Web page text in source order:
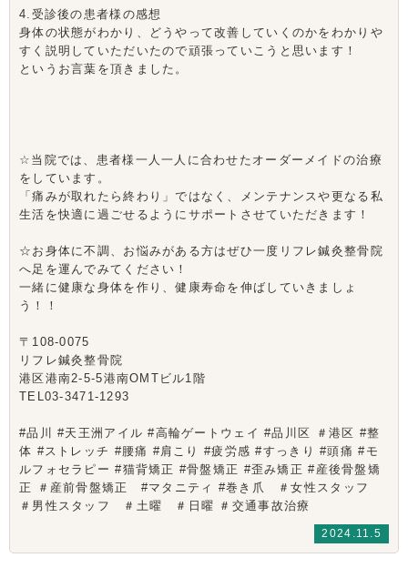
4.受診後の患者様の感想
身体の状態がわかり、どうやって改善していくのかをわかりや
すく説明していただいたので頑張っていこうと思います！
というお言葉を頂きました。
☆当院では、患者様一人一人に合わせたオーダーメイドの治療
をしています。
「痛みが取れたら終わり」ではなく、メンテナンスや更なる私
生活を快適に過ごせるようにサポートさせていただきます！
☆お身体に不調、お悩みがある方はぜひ一度リフレ鍼灸整骨院
へ足を運んでみてください！
一緒に健康な身体を作り、健康寿命を伸ばしていきましょ
う！！
〒108-0075
リフレ鍼灸整骨院
港区港南2-5-5港南OMTビル1階
TEL03-3471-1293
#品川 #天王洲アイル #高輪ゲートウェイ #品川区 ＃港区 #整
体 #ストレッチ #腰痛 #肩こり #疲労感 #すっきり #頭痛 #モ
ルフォセラピー #猫背矯正 #骨盤矯正 #歪み矯正 #産後骨盤矯
正 ＃産前骨盤矯正 #マタニティ #巻き爪 ＃女性スタッフ
＃男性スタッフ ＃土曜 ＃日曜 ＃交通事故治療
2024.11.5